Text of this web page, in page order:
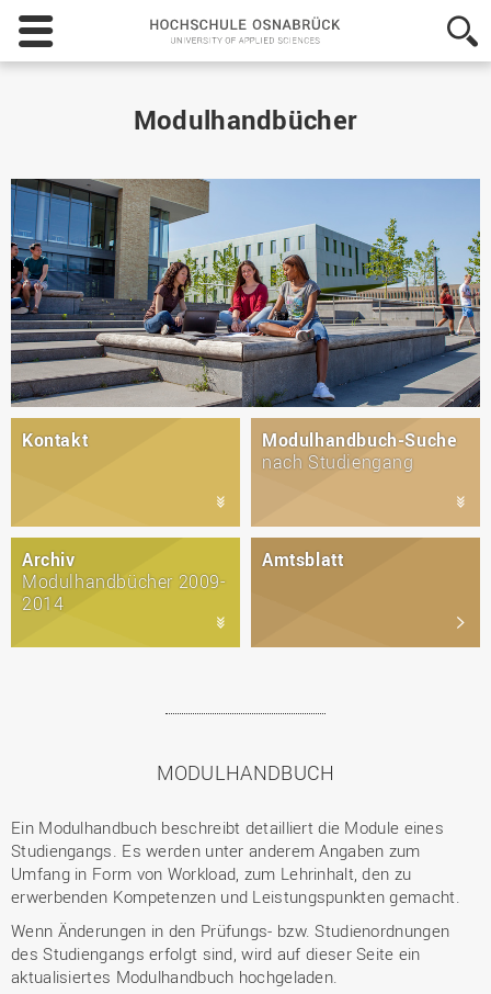
Hochschule
Osnabrück
-
Modulhandbücher
Kontakt
Modulhandbuch-Suche
nach Studiengang
Archiv
Modulhandbücher 2009-
2014
Amtsblatt
MODULHANDBUCH
Ein Modulhandbuch beschreibt detailliert die Module eines
Studiengangs. Es werden unter anderem Angaben zum
Umfang in Form von Workload, zum Lehrinhalt, den zu
erwerbenden Kompetenzen und Leistungspunkten gemacht.
Wenn Änderungen in den Prüfungs- bzw. Studienordnungen
des Studiengangs erfolgt sind, wird auf dieser Seite ein
aktualisiertes Modulhandbuch hochgeladen.